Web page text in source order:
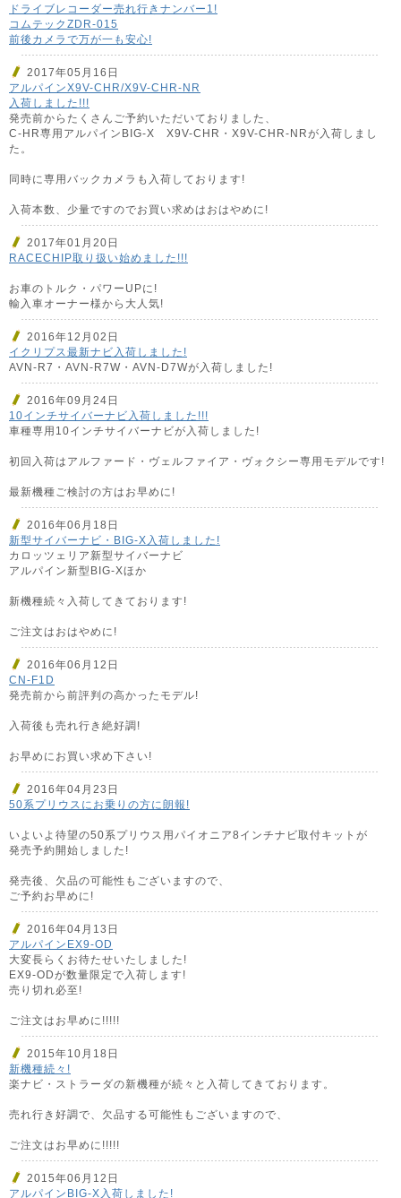
ドライブレコーダー売れ行きナンバー1!
コムテックZDR-015
前後カメラで万が一も安心!
2017年05月16日
アルパインX9V-CHR/X9V-CHR-NR
入荷しました!!!
発売前からたくさんご予約いただいておりました、
C-HR専用アルパインBIG-X X9V-CHR・X9V-CHR-NRが入荷しまし
た。
同時に専用バックカメラも入荷しております!
入荷本数、少量ですのでお買い求めはおはやめに!
2017年01月20日
RACECHIP取り扱い始めました!!!
お車のトルク・パワーUPに!
輸入車オーナー様から大人気!
2016年12月02日
イクリプス最新ナビ入荷しました!
AVN-R7・AVN-R7W・AVN-D7Wが入荷しました!
2016年09月24日
10インチサイバーナビ入荷しました!!!
車種専用10インチサイバーナビが入荷しました!
初回入荷はアルファード・ヴェルファイア・ヴォクシー専用モデルです!
最新機種ご検討の方はお早めに!
2016年06月18日
新型サイバーナビ・BIG-X入荷しました!
カロッツェリア新型サイバーナビ
アルパイン新型BIG-Xほか
新機種続々入荷してきております!
ご注文はおはやめに!
2016年06月12日
CN-F1D
発売前から前評判の高かったモデル!
入荷後も売れ行き絶好調!
お早めにお買い求め下さい!
2016年04月23日
50系プリウスにお乗りの方に朗報!
いよいよ待望の50系プリウス用パイオニア8インチナビ取付キットが
発売予約開始しました!
発売後、欠品の可能性もございますので、
ご予約お早めに!
2016年04月13日
アルパインEX9-OD
大変長らくお待たせいたしました!
EX9-ODが数量限定で入荷します!
売り切れ必至!
ご注文はお早めに!!!!!
2015年10月18日
新機種続々!
楽ナビ・ストラーダの新機種が続々と入荷してきております。
売れ行き好調で、欠品する可能性もございますので、
ご注文はお早めに!!!!!
2015年06月12日
アルパインBIG-X入荷しました!